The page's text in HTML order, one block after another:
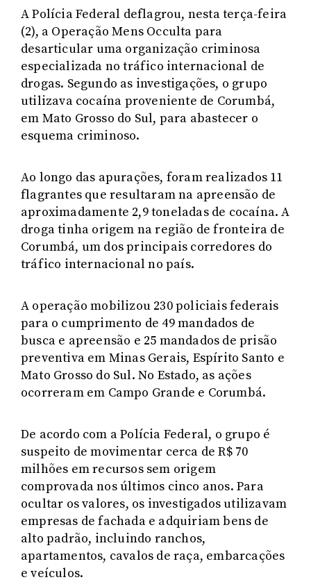
A Polícia Federal deflagrou, nesta terça-feira
(2), a Operação Mens Occulta para
desarticular uma organização criminosa
especializada no tráfico internacional de
drogas. Segundo as investigações, o grupo
utilizava cocaína proveniente de Corumbá,
em Mato Grosso do Sul, para abastecer o
esquema criminoso.
Ao longo das apurações, foram realizados 11
flagrantes que resultaram na apreensão de
aproximadamente 2,9 toneladas de cocaína. A
droga tinha origem na região de fronteira de
Corumbá, um dos principais corredores do
tráfico internacional no país.
A operação mobilizou 230 policiais federais
para o cumprimento de 49 mandados de
busca e apreensão e 25 mandados de prisão
preventiva em Minas Gerais, Espírito Santo e
Mato Grosso do Sul. No Estado, as ações
ocorreram em Campo Grande e Corumbá.
De acordo com a Polícia Federal, o grupo é
suspeito de movimentar cerca de R$ 70
milhões em recursos sem origem
comprovada nos últimos cinco anos. Para
ocultar os valores, os investigados utilizavam
empresas de fachada e adquiriam bens de
alto padrão, incluindo ranchos,
apartamentos, cavalos de raça, embarcações
e veículos.